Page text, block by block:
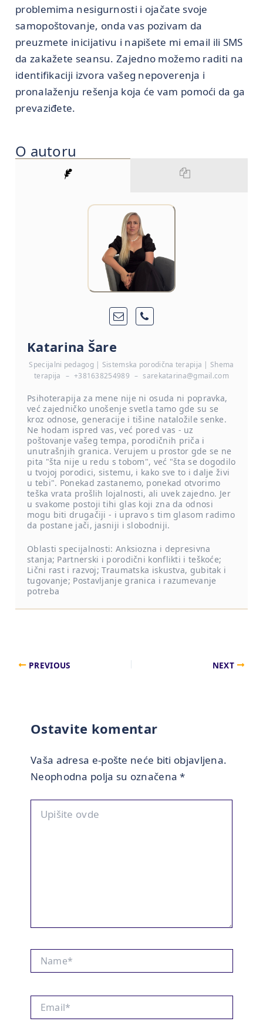
problemima nesigurnosti i ojačate svoje
samopoštovanje, onda vas pozivam da
preuzmete inicijativu i napišete mi email ili SMS
da zakažete seansu. Zajedno možemo raditi na
identifikaciji izvora vašeg nepoverenja i
pronalaženju rešenja koja će vam pomoći da ga
prevaziđete.
O autoru
Katarina Šare
Specijalni pedagog | Sistemska porodična terapija | Shema
terapija – +381638254989 – sarekatarina@gmail.com
Psihoterapija za mene nije ni osuda ni popravka,
već zajedničko unošenje svetla tamo gde su se
kroz odnose, generacije i tišine nataložile senke.
Ne hodam ispred vas, već pored vas - uz
poštovanje vašeg tempa, porodičnih priča i
unutrašnjih granica. Verujem u prostor gde se ne
pita "šta nije u redu s tobom", već "šta se dogodilo
u tvojoj porodici, sistemu, i kako sve to i dalje živi
u tebi". Ponekad zastanemo, ponekad otvorimo
teška vrata prošlih lojalnosti, ali uvek zajedno. Jer
u svakome postoji tihi glas koji zna da odnosi
mogu biti drugačiji - i upravo s tim glasom radimo
da postane jači, jasniji i slobodniji.
Oblasti specijalnosti: Anksiozna i depresivna
stanja; Partnerski i porodični konflikti i teškoće;
Lični rast i razvoj; Traumatska iskustva, gubitak i
tugovanje; Postavljanje granica i razumevanje
potreba
PREVIOUS NEXT
Ostavite komentar
Vaša adresa e-pošte neće biti objavljena.
Neophodna polja su označena*
ovde